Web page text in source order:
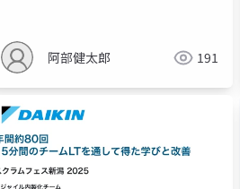
阿部健太郎 191